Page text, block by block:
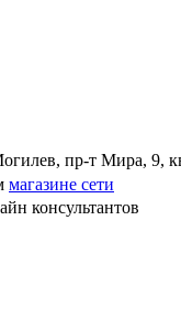
пр-т Мира, 9,
магазине сети
консультантов